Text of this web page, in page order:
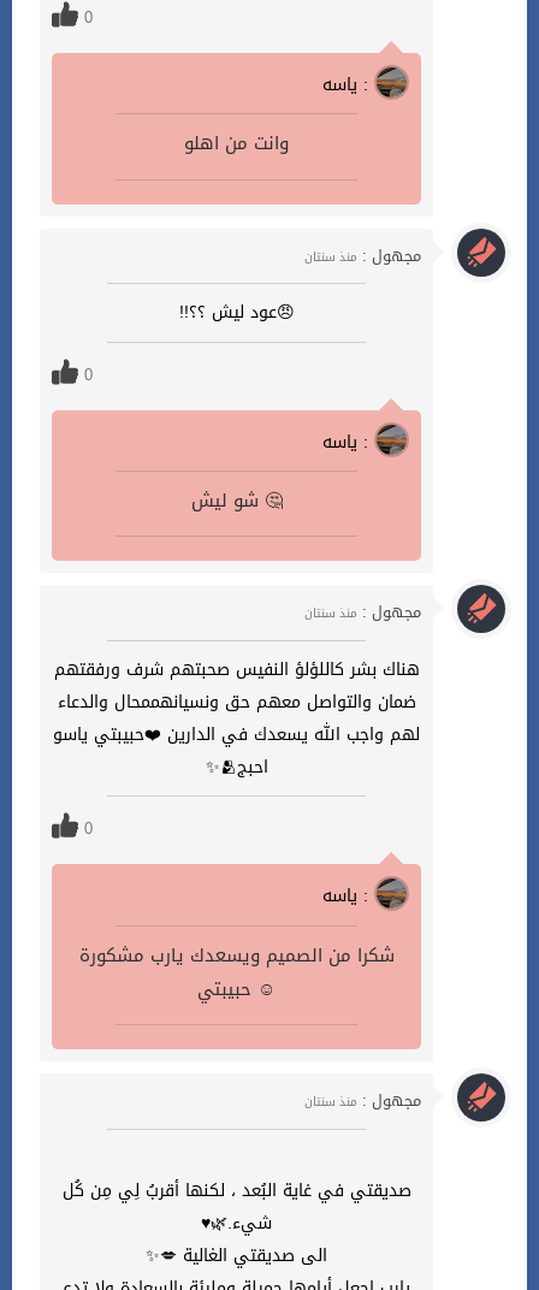
0
ياسه :
وانت من اهلو
مجهول : منذ سنتان
😠عود ليش ؟؟!!
0
ياسه :
شو ليش 🤔
مجهول : منذ سنتان
هناك بشر كاللؤلؤ النفيس صحبتهم شرف ورفقتهم
ضمان والتواصل معهم حق ونسيانهممحال والدعاء
لهم واجب الله يسعدك في الدارين ❤️حبيبتي ياسو
احبج🫂✨️
0
ياسه :
شكرا من الصميم ويسعدك يارب مشكورة
حبيبتي ☺️
مجهول : منذ سنتان
صديقتي في غاية البُعد ، لكنها أقربُ لِي مِن كُل
شيء.🌿♥️
الى صديقتي الغالية 💋✨️